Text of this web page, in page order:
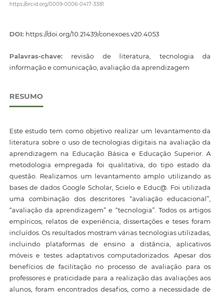
https://orcid.org/0009-0006-0417-3381
DOI: https://doi.org/10.21439/conexoes.v20.4053
Palavras-chave: revisão de literatura, tecnologia da
informação e comunicação, avaliação da aprendizagem
RESUMO
Este estudo tem como objetivo realizar um levantamento da
literatura sobre o uso de tecnologias digitais na avaliação da
aprendizagem na Educação Básica e Educação Superior. A
metodologia empregada foi qualitativa, do tipo estado da
questão. Realizamos um levantamento amplo utilizando as
bases de dados Google Scholar, Scielo e Educ@. Foi utilizada
uma combinação dos descritores “avaliação educacional”,
“avaliação da aprendizagem” e “tecnologia”. Todos os artigos
empíricos, relatos de experiência, dissertações e teses foram
incluídos. Os resultados mostram várias tecnologias utilizadas,
incluindo plataformas de ensino a distância, aplicativos
móveis e testes adaptativos computadorizados. Apesar dos
benefícios de facilitação no processo de avaliação para os
professores e praticidade para a realização das avaliações aos
alunos, foram encontrados desafios, como a necessidade de